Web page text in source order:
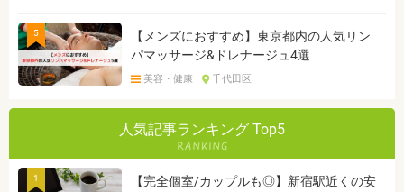
5
【メンズにおすすめ】東京都内の人気リン
パマッサージ&ドレナージュ4選
美容・健康 千代田区
人気記事ランキング Top5
1
【完全個室/カップルも◎】新宿駅近くの安